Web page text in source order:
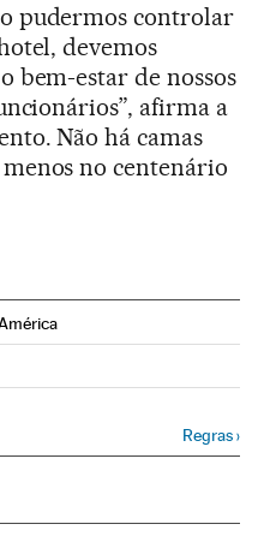
pudermos controlar
devemos
bem-estar de nossos
afirma a
Não há camas
no centenário
Twitter
en Instagram
Brasil en Facebook
Regras›